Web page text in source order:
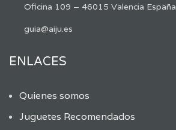
Oficina 109 – 46015 Valencia España
guia@aiju.es
ENLACES
Quienes somos
Juguetes Recomendados